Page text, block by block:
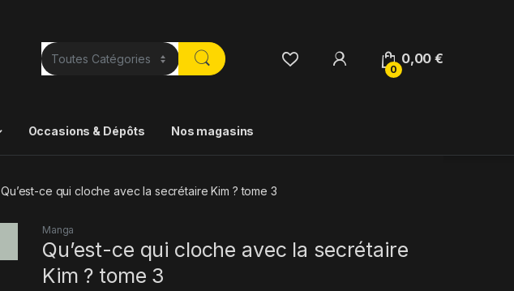
0
0,00€
Occasions & Dépôts Nos magasins
Qu’est-ce qui cloche avec la secrétaire Kim ? tome 3
Manga
Qu’est-ce qui cloche avec la secrétaire
Kim ? tome 3